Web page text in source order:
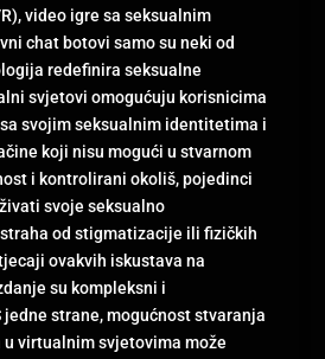
video igre sa seksualnim
chat botovi samo su neki od
redefinira seksualne
svjetovi omogućuju korisnicima
svojim seksualnim identitetima i
koji nisu mogući u stvarnom
i kontrolirani okoliš, pojedinci
svoje seksualno
od stigmatizacije ili fizičkih
ovakvih iskustava na
su kompleksni i
strane, mogućnost stvaranja
virtualnim svjetovima može